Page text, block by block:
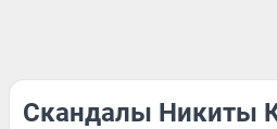
Скандалы Никиты